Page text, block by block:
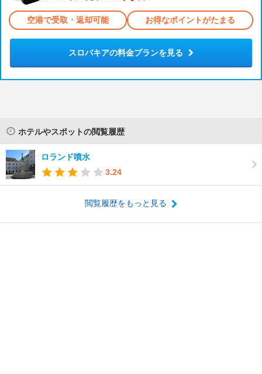
空港で受取・返却可能 お得なポイントがたまる
スロバキアの料金プランを見る
ホテルやスポットの閲覧履歴
ロランド噴水
3.24
閲覧履歴をもっと見る